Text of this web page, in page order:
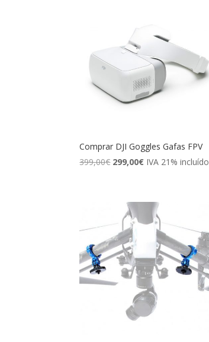
bajo
Comprar DJI Goggles Gafas FPV
399,00€ El
399,00€.
299,00€El
es:
299,00€.
IVA 21% incluído